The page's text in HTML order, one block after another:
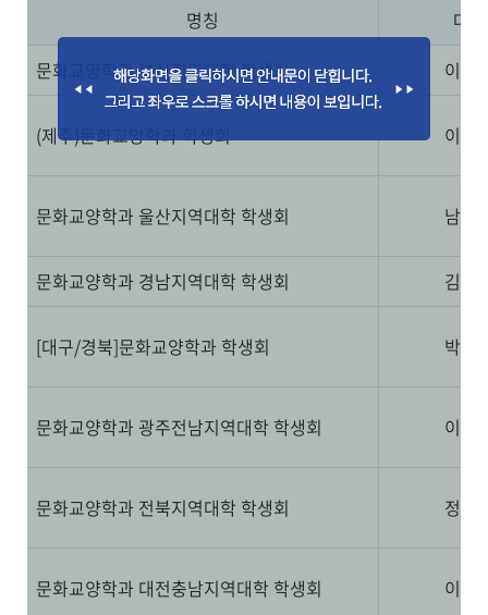
등록하시겠습니까?
명칭
대표
문화교양학과 부산지역대학 학생회
이종
(제주)문화교양학과 학생회 이애
문화교양학과 울산지역대학 학생회 남중
문화교양학과 경남지역대학 학생회 김재
[대구/경북]문화교양학과 학생회 박재
문화교양학과 광주전남지역대학 학생회 이동
문화교양학과 전북지역대학 학생회 정병
문화교양학과 대전충남지역대학 학생회 이광